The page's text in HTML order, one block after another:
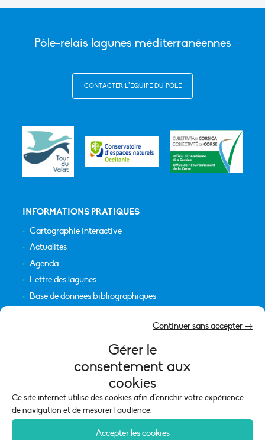
Gérer le
consentement aux
cookies
Ce site internet utilise des cookies afin d'enrichir votre expérience
de navigation et de mesurer l'audience.
Accepter les cookies
Continuer sans accepter →
Pôle-relais lagunes méditerranéennes
CONTACTER L’ÉQUIPE DU PÔLE
INFORMATIONS PRATIQUES
Cartographie interactive
Actualités
Agenda
Lettre des lagunes
Base de données bibliographiques
Mentions légales
Politique de cookies (UE)